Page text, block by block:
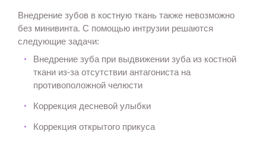
Внедрение зубов в костную ткань также невозможно
без минивинта. С помощью интрузии решаются
следующие задачи:
Внедрение зуба при выдвижении зуба из костной
ткани из-за отсутствии антагониста на
противоположной челюсти
Коррекция десневой улыбки
Коррекция открытого прикуса